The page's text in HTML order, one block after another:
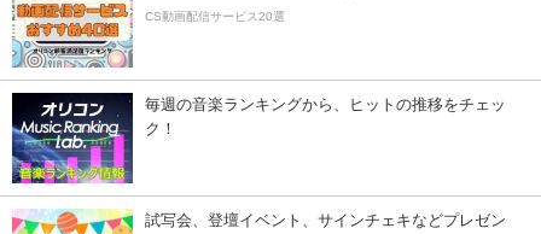
CS動画配信サービス20選
毎週の音楽ランキングから、ヒットの推移をチェッ
ク！
試写会、登壇イベント、サインチェキなどプレゼン